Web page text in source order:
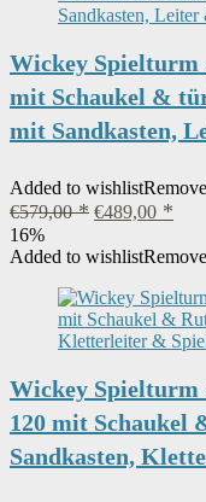
Wickey
mit Schaukel &
mit Sandkasten,
Added to wishlist
€579,00
Ursprünglicher
war:
€489,00
ist:
16%
Added to wishlist
Wickey Spielturm
120 mit Schaukel
Sandkasten,